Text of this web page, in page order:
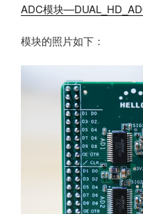
ADC模块
模块的照片如下：